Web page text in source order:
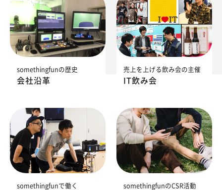
somethingfunの歴史
会社沿革
売上を上げる飲み会の主催
IT飲み会
somethingfunで働く somethingfunのCSR活動